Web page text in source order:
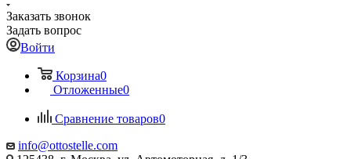
Заказать звонок
Задать вопрос
Войти
Корзина0
Отложенные0
Сравнение товаров0
info@ottostelle.com